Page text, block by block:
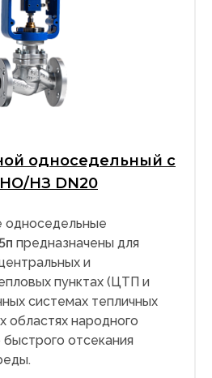
односедельный с
НЗ DN20
односедельные
предназначены для
и
пунктах (ЦТП и
системах тепличных
областях народного
отсекания